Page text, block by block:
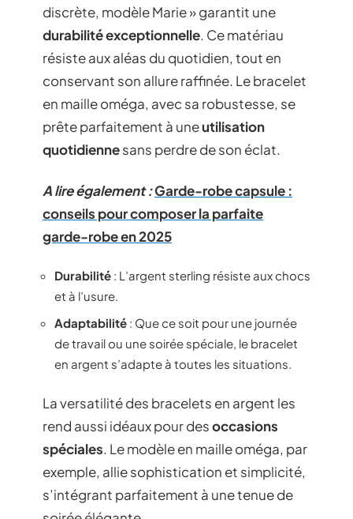
discrète, modèle Marie » garantit une
durabilité exceptionnelle. Ce matériau
résiste aux aléas du quotidien, tout en
conservant son allure raffinée. Le bracelet
en maille oméga, avec sa robustesse, se
prête parfaitement à uneutilisation
quotidiennesans perdre de son éclat.
A lire également :Garde-robe capsule :
conseils pour composer la parfaite
garde-robe en 2025
Durabilité : L’argent sterling résiste aux chocs
et à l’usure.
Adaptabilité : Que ce soit pour une journée
de travail ou une soirée spéciale, le bracelet
en argent s’adapte à toutes les situations.
La versatilité des bracelets en argent les
rend aussi idéaux pour desoccasions
spéciales. Le modèle en maille oméga, par
exemple, allie sophistication et simplicité,
s’intégrant parfaitement à une tenue de